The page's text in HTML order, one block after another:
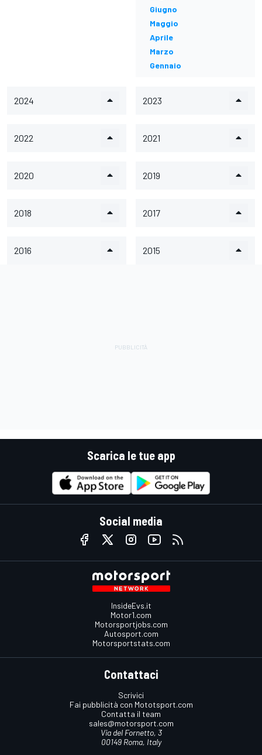
Giugno
Maggio
Aprile
Marzo
Gennaio
2024 2023
2022 2021
2020 2019
2018 2017
2016 2015
Scarica le tue app
Social media
InsideEvs.it
Motor1.com
Motorsportjobs.com
Autosport.com
Motorsportstats.com
Contattaci
Scrivici
Fai pubblicità con Mototsport.com
Contatta il team
sales@motorsport.com
Via del Fornetto, 3
00149 Roma, Italy